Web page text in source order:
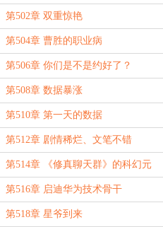
第502章 双重惊艳
第504章 曹胜的职业病
第506章 你们是不是约好了？
第508章 数据暴涨
第510章 第一天的数据
第512章 剧情稀烂、文笔不错
第514章 《修真聊天群》的科幻元
素
第516章 启迪华为技术骨干
第518章 星爷到来